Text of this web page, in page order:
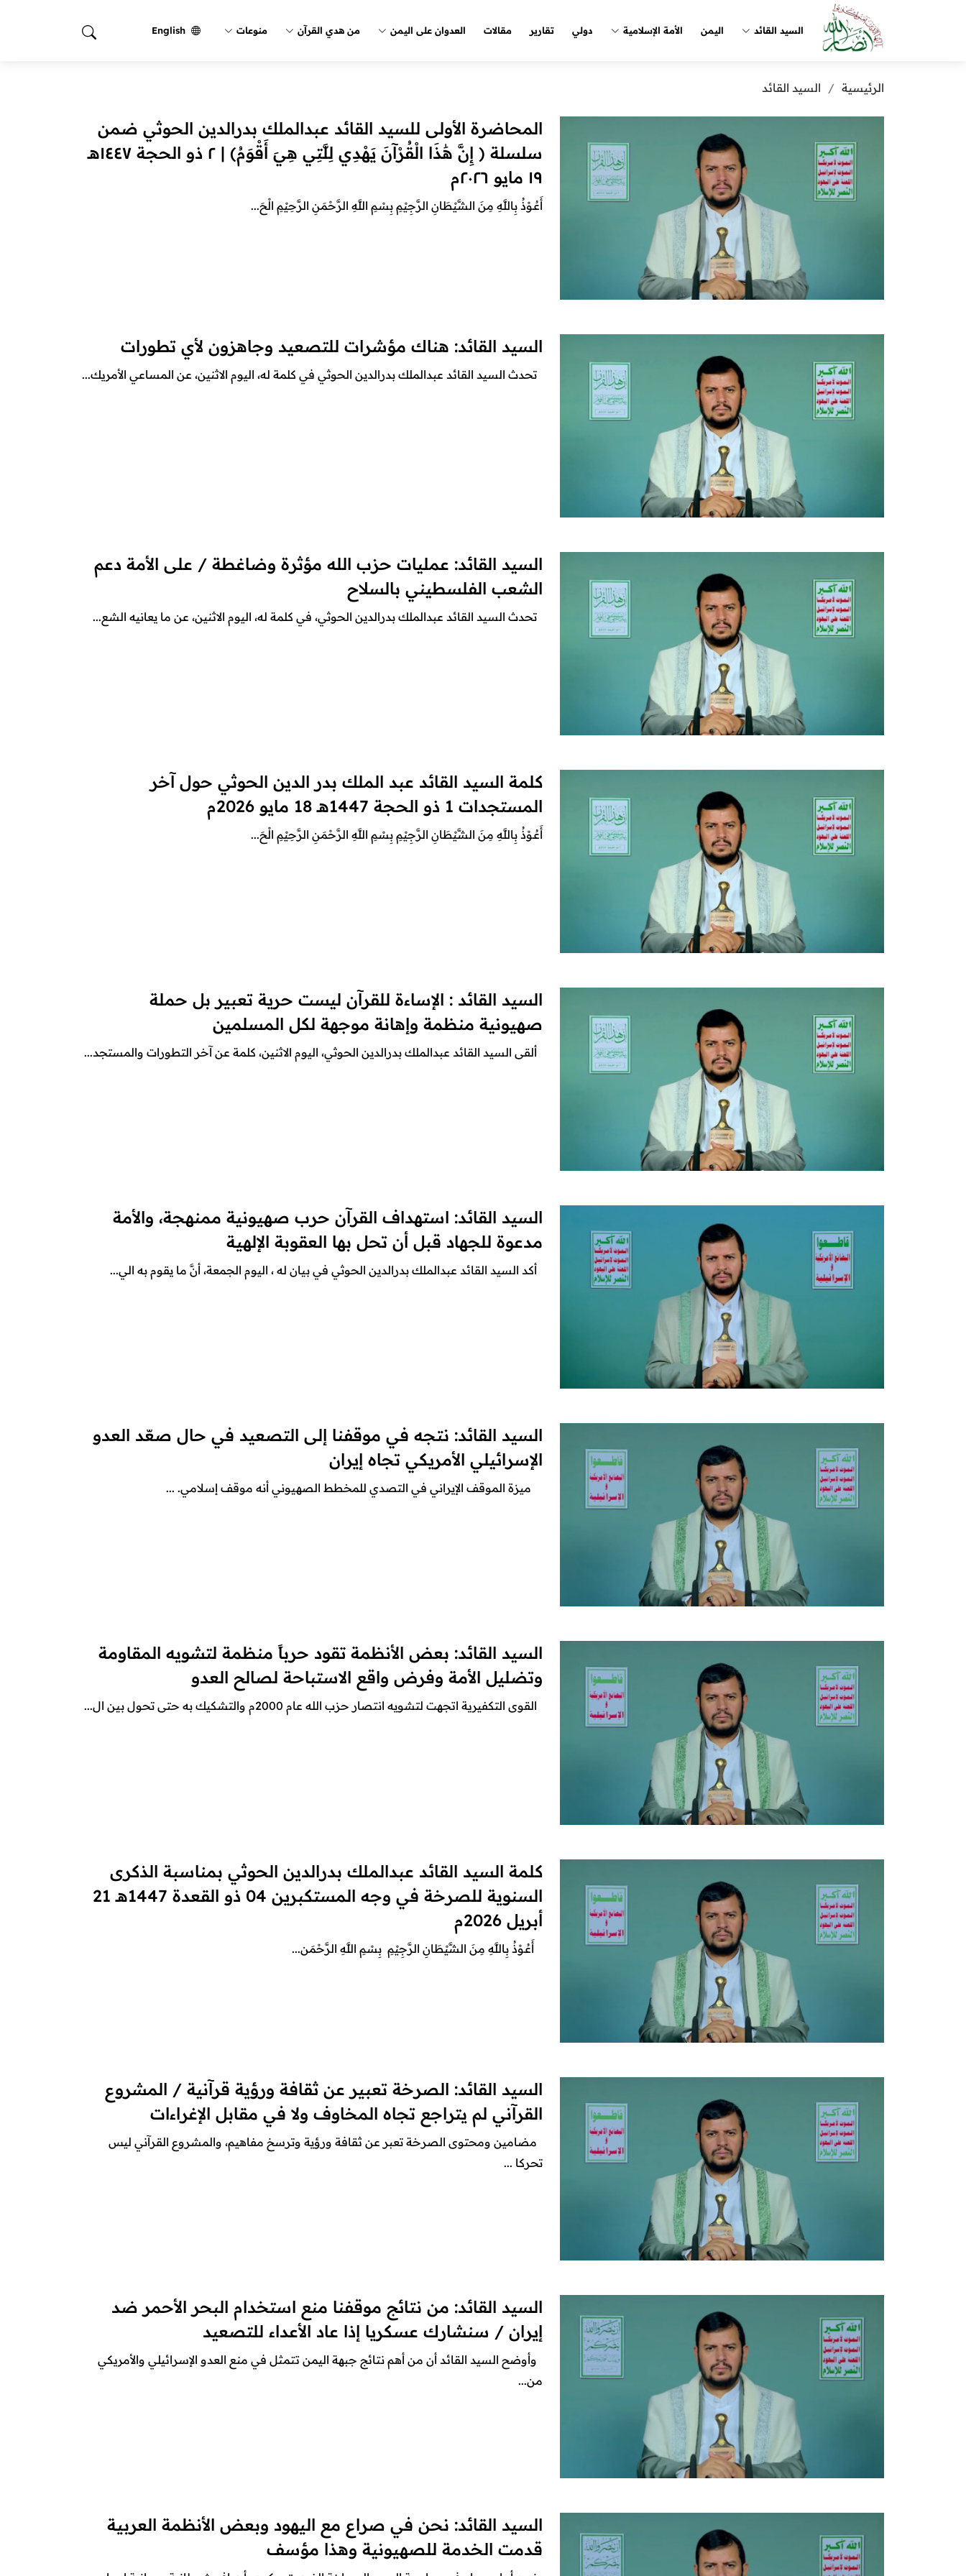
السيد القائد اليمن الأمة الإسلامية دولي تقارير مقالات العدوان على اليمن من هدي القرآن منوعات English
الرئيسية السيد القائد
المحاضرة الأولى للسيد القائد عبدالملك بدرالدين الحوثي ضمن
سلسلة ( إِنَّ هَٰذَا الْقُرْآنَ يَهْدِي لِلَّتِي هِيَ أَقْوَمُ) | ٢ ذو الحجة ١٤٤٧هـ
١٩ مايو ٢٠٢٦م
أَعُـوْذُ بِاللَّهِ مِنَ الشَّيْطَانِ الرَّجِيْمِ بِسْمِ اللَّهِ الرَّحْمَنِ الرَّحِيْمِ الْحَ...
السيد القائد: هناك مؤشرات للتصعيد وجاهزون لأي تطورات
تحدث السيد القائد عبدالملك بدرالدين الحوثي في كلمة له، اليوم الاثنين، عن المساعي الأمريك...
السيد القائد: عمليات حزب الله مؤثرة وضاغطة / على الأمة دعم
الشعب الفلسطيني بالسلاح
تحدث السيد القائد عبدالملك بدرالدين الحوثي، في كلمة له، اليوم الاثنين، عن ما يعانيه الشع...
كلمة السيد القائد عبد الملك بدر الدين الحوثي حول آخر
المستجدات 1 ذو الحجة 1447هـ 18 مايو 2026م
أَعُـوْذُ بِاللَّهِ مِنَ الشَّيْطَانِ الرَّجِيْمِ بِسْمِ اللَّهِ الرَّحْمَنِ الرَّحِيْمِ الْحَ...
السيد القائد : الإساءة للقرآن ليست حرية تعبير بل حملة
صهيونية منظمة وإهانة موجهة لكل المسلمين
ألقى السيد القائد عبدالملك بدرالدين الحوثي، اليوم الاثنين، كلمة عن آخر التطورات والمستجد...
السيد القائد: استهداف القرآن حرب صهيونية ممنهجة، والأمة
مدعوة للجهاد قبل أن تحل بها العقوبة الإلهية
أكد السيد القائد عبدالملك بدرالدين الحوثي في بيان له ، اليوم الجمعة، أنَّ ما يقوم به الي...
السيد القائد: نتجه في موقفنا إلى التصعيد في حال صعّد العدو
الإسرائيلي الأمريكي تجاه إيران
ميزة الموقف الإيراني في التصدي للمخطط الصهيوني أنه موقف إسلامي. ...
السيد القائد: بعض الأنظمة تقود حرباً منظمة لتشويه المقاومة
وتضليل الأمة وفرض واقع الاستباحة لصالح العدو
القوى التكفيرية اتجهت لتشويه انتصار حزب الله عام 2000م والتشكيك به حتى تحول بين ال...
كلمة السيد القائد عبدالملك بدرالدين الحوثي بمناسبة الذكرى
السنوية للصرخة في وجه المستكبرين 04 ذو القعدة 1447هـ 21
أبريل 2026م
أَعُـوْذُ بِاللَّهِ مِنَ الشَّيْطَانِ الرَّجِيْمِ بِسْمِ اللَّهِ الرَّحْمَن...
السيد القائد: الصرخة تعبير عن ثقافة ورؤية قرآنية / المشروع
القرآني لم يتراجع تجاه المخاوف ولا في مقابل الإغراءات
مضامين ومحتوى الصرخة تعبر عن ثقافة ورؤية وترسخ مفاهيم، والمشروع القرآني ليس
تحركا ...
السيد القائد: من نتائج موقفنا منع استخدام البحر الأحمر ضد
إيران / سنشارك عسكريا إذا عاد الأعداء للتصعيد
وأوضح السيد القائد أن من أهم نتائج جبهة اليمن تتمثل في منع العدو الإسرائيلي والأمريكي
من...
السيد القائد: نحن في صراع مع اليهود وبعض الأنظمة العربية
قدمت الخدمة للصهيونية وهذا مؤسف